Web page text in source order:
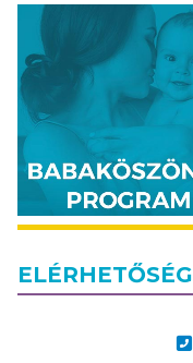
ELÉRHETŐSÉG